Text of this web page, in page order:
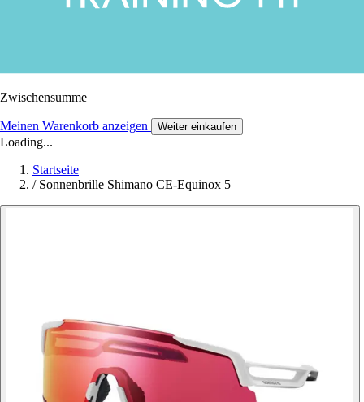
Zwischensumme
Meinen Warenkorb anzeigen Weiter einkaufen
Loading...
Startseite
/ Sonnenbrille Shimano CE-Equinox 5